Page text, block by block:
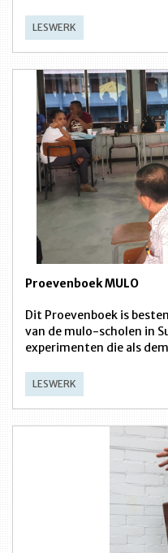
LESWERK
Proevenboek MULO
Dit Proevenboek is
van de mulo-scholen in
experimenten die als
LESWERK